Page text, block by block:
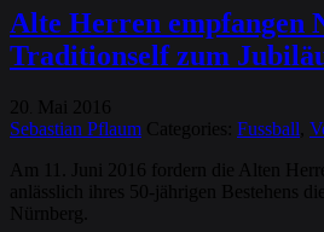
Alte Herren empfangen
Traditionself zum
20 Mai
2016
Sebastian Pflaum Categories: Fussball
Am 11. Juni 2016 fordern die Alten
anlässlich ihres 50-jährigen Bestehens
Nürnberg.